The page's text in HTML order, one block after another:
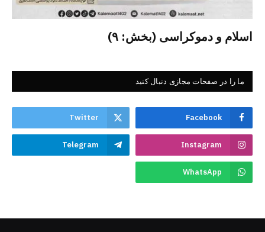
اسلام و دموکراسی (بخش: ۹)
ما را در صفحات مجازی دنبال کنید
Facebook
Twitter
Instagram
Telegram
WhatsApp